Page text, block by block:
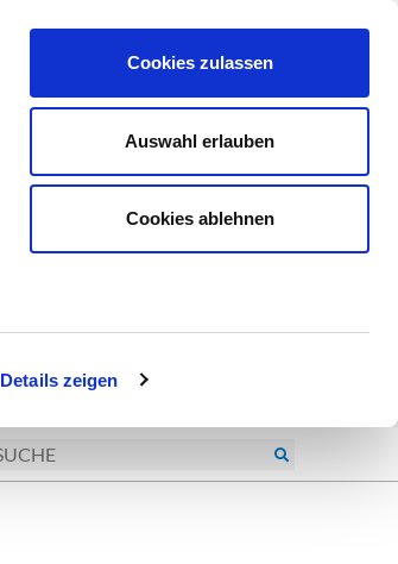
Details zeigen
Cookies zulassen
Auswahl erlauben
Cookies ablehnen